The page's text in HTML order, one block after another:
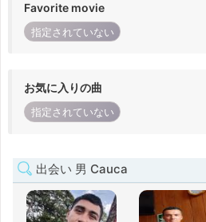
Favorite movie
指定されていない
お気に入りの曲
指定されていない
出会い 男 Cauca